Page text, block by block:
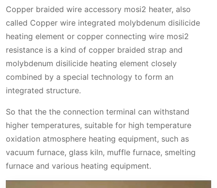
Copper braided wire accessory mosi2 heater, also
called Copper wire integrated molybdenum disilicide
heating element or copper connecting wire mosi2
resistance is a kind of copper braided strap and
molybdenum disilicide heating element closely
combined by a special technology to form an
integrated structure.
So that the the connection terminal can withstand
higher temperatures, suitable for high temperature
oxidation atmosphere heating equipment, such as
vacuum furnace, glass kiln, muffle furnace, smelting
furnace and various heating equipment.